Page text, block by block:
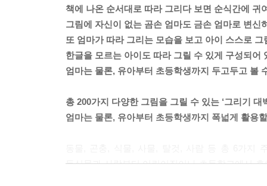
책에 나온 순서대로 따라 그리다 보면 순식간에 귀
그림에 자신이 없는 곰손 엄마도 금손 엄마로 변신
또 엄마가 따라 그리는 모습을 보고 아이 스스로
한글을 모르는 아이도 따라 그릴 수 있게 구성되어
엄마는 물론, 유아부터 초등학생까지 두고두고 볼
총 200가지 다양한 그림을 그릴 수 있는 ‘그리기 대
엄마는 물론, 유아부터 초등학생까지 폭넓게 활용
동식물과 사람부터 어린이집이나 초등학교에서